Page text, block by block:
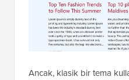
Ancak, klasik bir tema